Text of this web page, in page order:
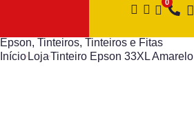
Epson, Tinteiros, Tinteiros e Fitas
Início LojaTinteiro Epson 33XL Amarelo